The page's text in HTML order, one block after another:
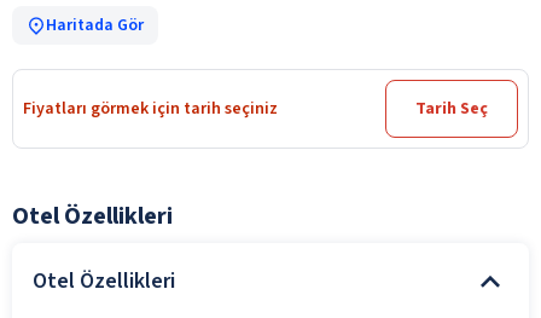
Haritada Gör
Fiyatları görmek için tarih seçiniz Tarih Seç
Otel Özellikleri
Otel Özellikleri